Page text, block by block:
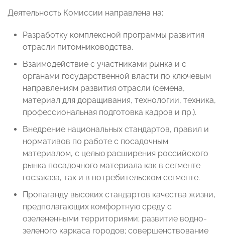
Деятельность Комиссии направлена на:
Разработку комплексной программы развития
отрасли питомниководства.
Взаимодействие с участниками рынка и с
органами государственной власти по ключевым
направлениям развития отрасли (семена,
материал для доращивания, технологии, техника,
профессиональная подготовка кадров и пр.).
Внедрение национальных стандартов, правил и
нормативов по работе с посадочным
материалом, с целью расширения российского
рынка посадочного материала как в сегменте
госзаказа, так и в потребительском сегменте.
Пропаганду высоких стандартов качества жизни,
предполагающих комфортную среду с
озелененными территориями; развитие водно-
зеленого каркаса городов; совершенствование